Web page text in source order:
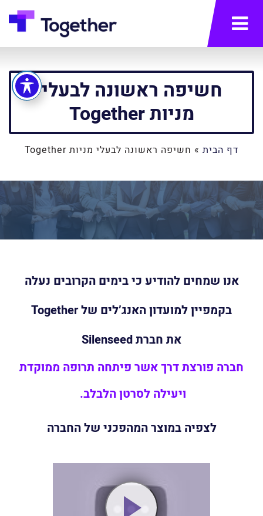
תפריט
חשיפה ראשונה לבעלי
מניות Together
דף הבית » חשיפה ראשונה לבעלי מניות Together
אנו שמחים להודיע כי בימים הקרובים נעלה
בקמפיין למועדון האנג’לים של Together
את חברת Silenseed
חברה פורצת דרך אשר פיתחה תרופה ממוקדת
ויעילה לסרטן הלבלב.
לצפיה במוצר המהפכני של החברה